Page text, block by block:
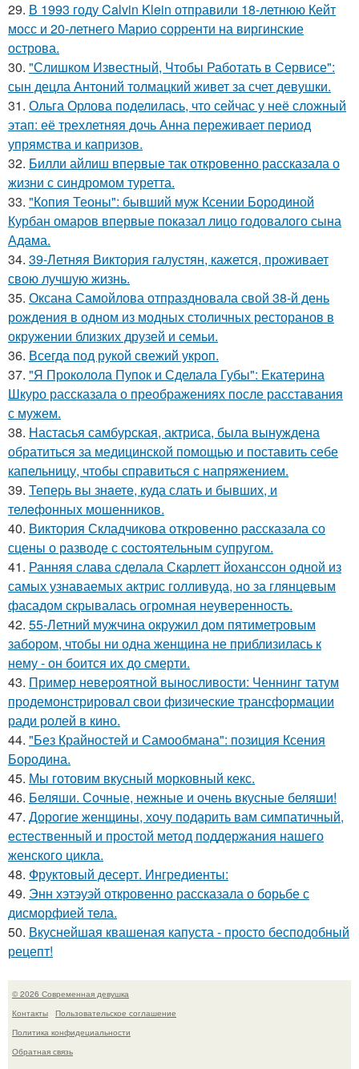
29. В 1993 году Calvin Klein отправили 18-летнюю Кейт
мосс и 20-летнего Марио сорренти на виргинские
острова.
30. "Слишком Известный, Чтобы Работать в Сервисе":
сын децла Антоний толмацкий живет за счет девушки.
31. Ольга Орлова поделилась, что сейчас у неё сложный
этап: её трехлетняя дочь Анна переживает период
упрямства и капризов.
32. Билли айлиш впервые так откровенно рассказала о
жизни с синдромом туретта.
33. "Копия Теоны": бывший муж Ксении Бородиной
Курбан омаров впервые показал лицо годовалого сына
Адама.
34. 39-Летняя Виктория галустян, кажется, проживает
свою лучшую жизнь.
35. Оксана Самойлова отпраздновала свой 38-й день
рождения в одном из модных столичных ресторанов в
окружении близких друзей и семьи.
36. Всегда под рукой свежий укроп.
37. "Я Проколола Пупок и Сделала Губы": Екатерина
Шкуро рассказала о преображениях после расставания
с мужем.
38. Настасья самбурская, актриса, была вынуждена
обратиться за медицинской помощью и поставить себе
капельницу, чтобы справиться с напряжением.
39. Теперь вы знaетe, куда слать и бывших, и
телeфонныx мошенников.
40. Виктория Складчикова откровенно рассказала со
сцены о разводе с состоятельным супругом.
41. Ранняя слава сделала Скарлетт йоханссон одной из
самых узнаваемых актрис голливуда, но за глянцевым
фасадом скрывалась огромная неуверенность.
42. 55-Летний мужчина окружил дом пятиметровым
забором, чтобы ни одна женщина не приблизилась к
нему - он боится их до смерти.
43. Пример невероятной выносливости: Ченнинг татум
продемонстрировал свои физические трансформации
ради ролей в кино.
44. "Без Крайностей и Самообмана": позиция Ксения
Бородина.
45. Мы готовим вкусный морковный кекс.
46. Беляши. Сочные, нежные и очень вкусные беляши!
47. Дорогие женщины, хочу подарить вам симпатичный,
естественный и простой метод поддержания нашего
женского цикла.
48. Фруктовый десерт. Ингредиенты:
49. Энн хэтэуэй откровенно рассказала о борьбе с
дисморфией тела.
50. Вкуснейшая квашеная капуста - просто бесподобный
рецепт!
© 2026 Современная девушка
Контакты
Пользовательское соглашение
Политика конфидециальности
Обратная связь